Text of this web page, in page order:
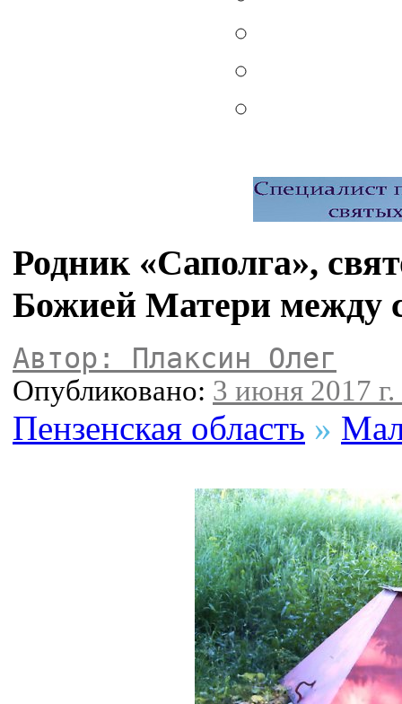
Родник «Саполга»,
Божией Матери между
Автор: Плаксин Олег
Опубликовано: 3 июня 2017
Пензенская область »